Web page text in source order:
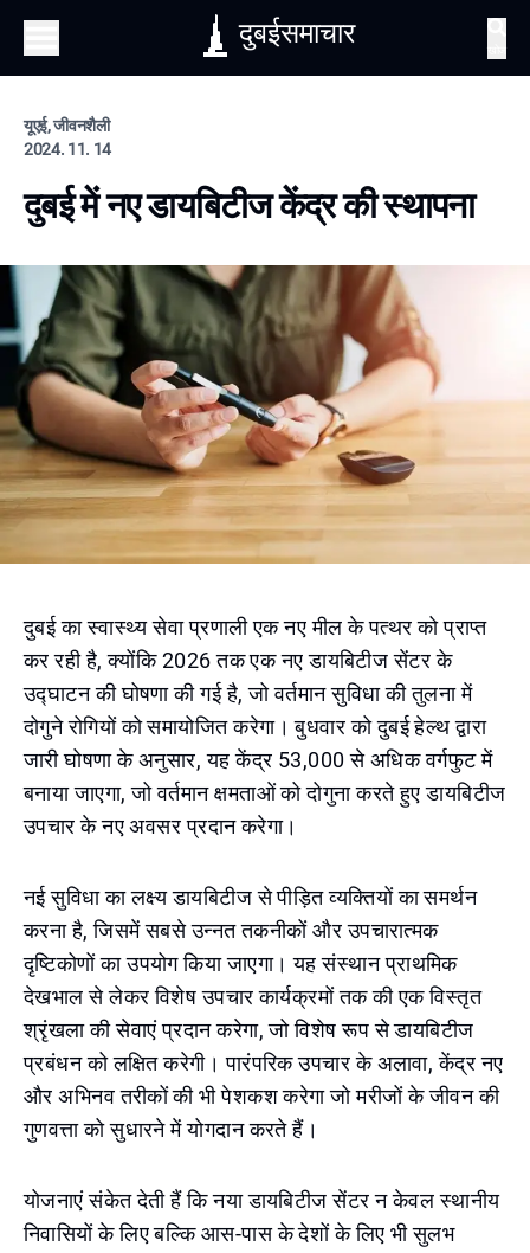
दुबईसमाचार
यूएई, जीवनशैली
2024. 11. 14
दुबई में नए डायबिटीज केंद्र की स्थापना
दुबई का स्वास्थ्य सेवा प्रणाली एक नए मील के पत्थर को प्राप्त
कर रही है, क्योंकि 2026 तक एक नए डायबिटीज सेंटर के
उद्घाटन की घोषणा की गई है, जो वर्तमान सुविधा की तुलना में
दोगुने रोगियों को समायोजित करेगा। बुधवार को दुबई हेल्थ द्वारा
जारी घोषणा के अनुसार, यह केंद्र 53,000 से अधिक वर्गफुट में
बनाया जाएगा, जो वर्तमान क्षमताओं को दोगुना करते हुए डायबिटीज
उपचार के नए अवसर प्रदान करेगा।
नई सुविधा का लक्ष्य डायबिटीज से पीड़ित व्यक्तियों का समर्थन
करना है, जिसमें सबसे उन्नत तकनीकों और उपचारात्मक
दृष्टिकोणों का उपयोग किया जाएगा। यह संस्थान प्राथमिक
देखभाल से लेकर विशेष उपचार कार्यक्रमों तक की एक विस्तृत
श्रृंखला की सेवाएं प्रदान करेगा, जो विशेष रूप से डायबिटीज
प्रबंधन को लक्षित करेगी। पारंपरिक उपचार के अलावा, केंद्र नए
और अभिनव तरीकों की भी पेशकश करेगा जो मरीजों के जीवन की
गुणवत्ता को सुधारने में योगदान करते हैं।
योजनाएं संकेत देती हैं कि नया डायबिटीज सेंटर न केवल स्थानीय
निवासियों के लिए बल्कि आस-पास के देशों के लिए भी सुलभ